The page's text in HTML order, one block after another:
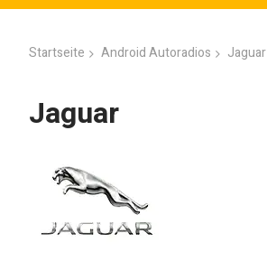
Startseite Android Autoradios Jaguar
Jaguar